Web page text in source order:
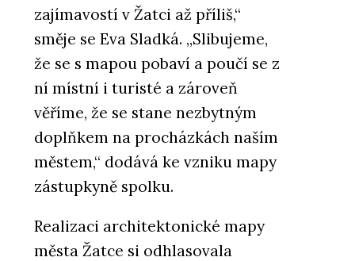
zajímavostí v Žatci až příliš,“
směje se Eva Sladká. „Slibujeme,
že se s mapou pobaví a poučí se z
ní místní i turisté a zároveň
věříme, že se stane nezbytným
doplňkem na procházkách naším
městem,“ dodává ke vzniku mapy
zástupkyně spolku.
Realizaci architektonické mapy
města Žatce si odhlasovala